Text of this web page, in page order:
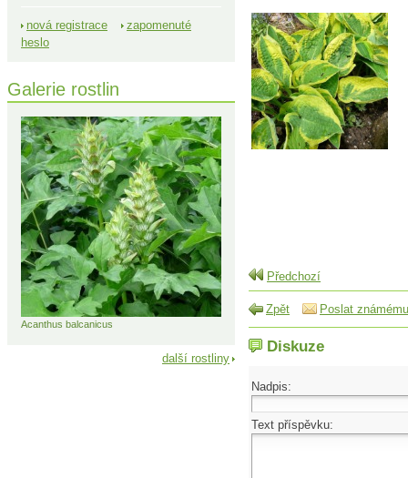
Předchozí
Zpět Poslat známému
Diskuze
Nadpis:
Text příspěvku:
nová registrace
zapomenuté
heslo
Galerie rostlin
Acanthus balcanicus
další rostliny